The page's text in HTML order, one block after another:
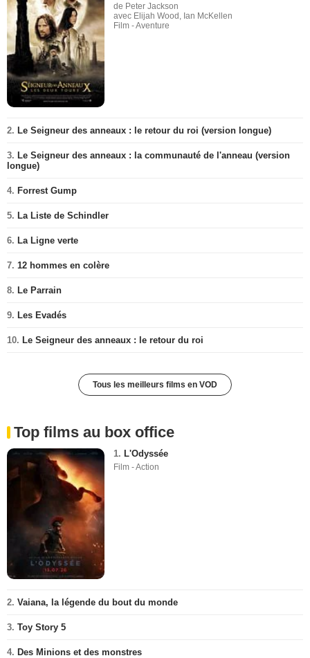
de Peter Jackson
avec Elijah Wood, Ian McKellen
Film - Aventure
2. Le Seigneur des anneaux : le retour du roi (version longue)
3. Le Seigneur des anneaux : la communauté de l'anneau (version
longue)
4. Forrest Gump
5. La Liste de Schindler
6. La Ligne verte
7. 12 hommes en colère
8. Le Parrain
9. Les Evadés
10. Le Seigneur des anneaux : le retour du roi
Tous les meilleurs films en VOD
Top films au box office
1. L'Odyssée
Film - Action
2. Vaiana, la légende du bout du monde
3. Toy Story 5
4. Des Minions et des monstres